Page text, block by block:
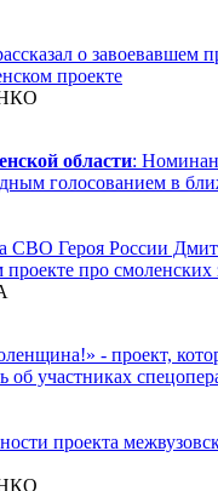
о завоевавшем
проекте
области:
голосованием в
СВО Героя России
проекте про
- проект,
об участниках
проекта